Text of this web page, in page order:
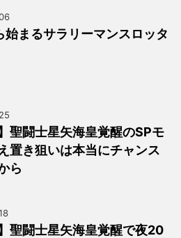
始まるサラリーマンスロッタ
】聖闘士星矢海皇覚醒のSPモ
置き狙いは本当にチャンス
ら
】聖闘士星矢海皇覚醒で夜20